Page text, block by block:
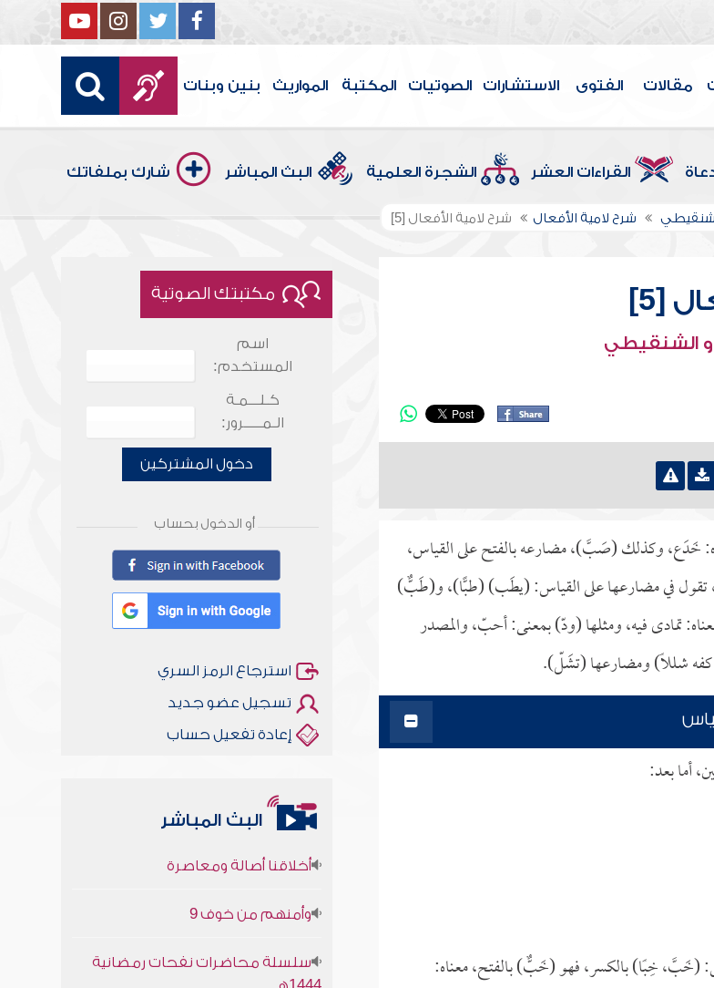
مقالات الفتوى الاستشارات الصوتيات المكتبة المواريث بنين وبنات
القراءات العشر الشجرة العلمية البث المباشر شارك بملفاتك
شرح لامية الأفعال شرح لامية الأفعال [5]
[5]
الشنقيطي
خَدَع، وكذلك (صَبَّ)، مضارعه بالفتح على القياس،
في مضارعها على القياس: (يطَب) (طبًّا)، و(طَبٌّ)
تمادى فيه، ومثلها (ودّ) بمعنى: أحبّ، والمصدر
كفه شللاً) ومضارعها (تشَلّ).
أما بعد:
(خَبَّ، خِبًا) بالكسر، فهو (خَبٌّ) بالفتح، معناه:
مكتبتك الصوتية
اسم
المستخدم:
كـلـــمـة
الـمـــــرور:
دخول المشتركين
أو الدخول بحساب
استرجاع الرمز السري
تسجيل عضو جديد
إعادة تفعيل حساب
البث المباشر
أخلاقنا أصالة ومعاصرة
1444هـ